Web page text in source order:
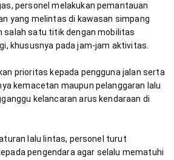
personel melakukan pemantauan
yang melintas di kawasan simpang
salah satu titik dengan mobilitas
prioritas kepada pengguna jalan serta
kemacetan maupun pelanggaran lalu
kelancaran arus kendaraan di
lalu lintas, personel turut
pengendara agar selalu mematuhi